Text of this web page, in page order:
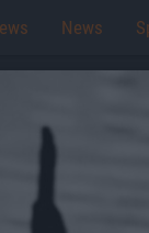
News